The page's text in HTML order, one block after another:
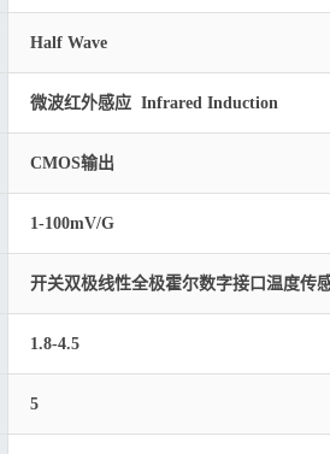
Half Wave
微波红外感应 Infrared Induction
CMOS输出
1-100mV/G
开关双极线性全极霍尔数字接口温度传
1.8-4.5
5